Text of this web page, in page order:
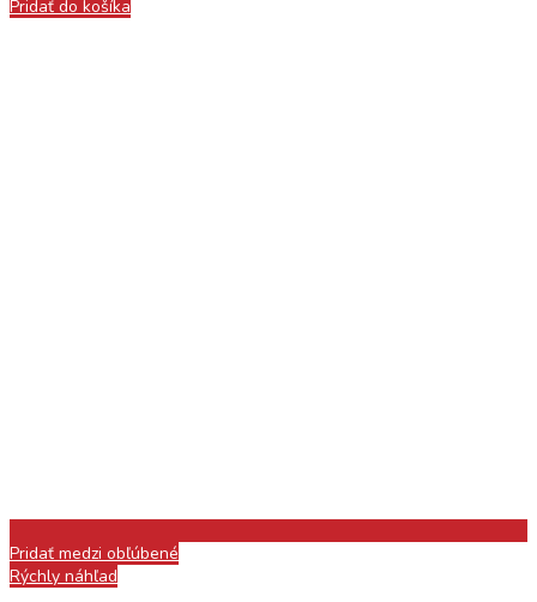
Pridať do košíka
Pridať medzi obľúbené
Rýchly náhľad